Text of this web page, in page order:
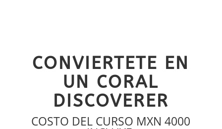
CONVIERTETE EN
UN CORAL
DISCOVERER
COSTO DEL CURSO MXN 4000